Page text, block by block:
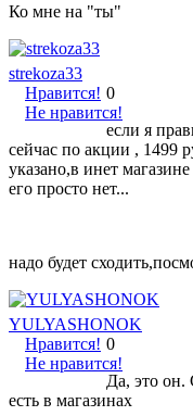
Ко мне на "ты"
strekoza33
Нравится!
Не нравится!
0
если я
сейчас по акции , 1499
указано,в инет
его просто нет...
надо будет
YULYASHONOK
Нравится!
Не нравится!
0
Да, это он.
есть в магазинах